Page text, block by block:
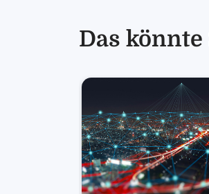
Das